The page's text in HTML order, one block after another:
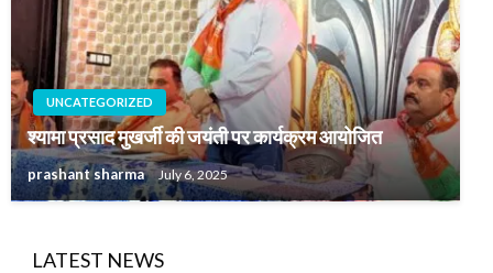
UNCATEGORIZED
श्यामा प्रसाद मुखर्जी की जयंती पर कार्यक्रम आयोजित
prashant sharma July 6, 2025
LATEST NEWS